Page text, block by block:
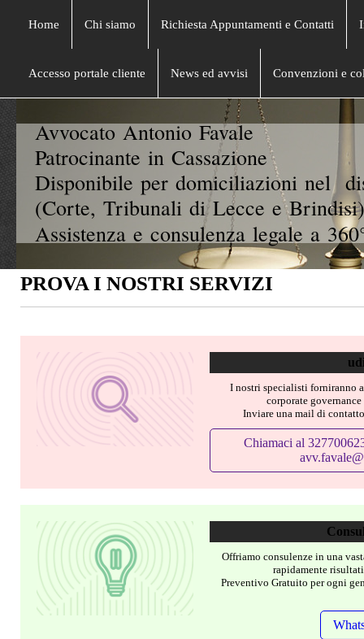
Home Chi siamo Richiesta Appuntamenti e Contatti
Accesso portale cliente News ed avvisi Convenzioni e
Avvocato Antonio Favale
Patrocinante in Cassazione
Disponibile per domiciliazioni nel
(Corte, Tribunali di Lecce e
Assistenza e consulenza legale a
PROVA I NOSTRI SERVIZI
I nostri specialisti forniranno
corporate
Inviare una mail di
Chiamaci al
Offriamo consulenze in una
rapidamente
Preventivo Gratuito per ogni